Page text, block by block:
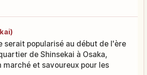
serait popularisé au début de l'ère
de Shinsekai à Osaka,
marché et savoureux pour les